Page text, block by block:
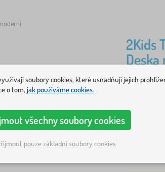
2Kids
Mami,
zábavy,
soubory cookies, které usnadňují jejich
o tom, jak používáme cookies.
všechny soubory cookies
pouze základní soubory cookies